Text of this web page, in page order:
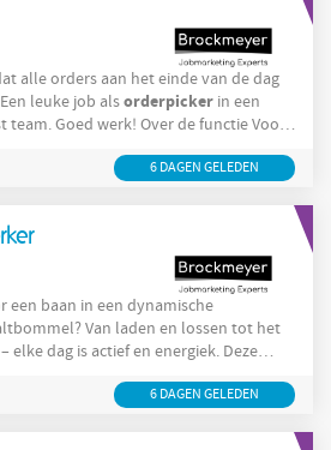
alle orders aan het einde van de dag
leuke job alsorderpicker in een
Goed werk! Over de functie Voor
. In deze functie zorg je
6 DAGEN GELEDEN
een baan in een dynamische
Van laden en lossen tot het
elke dag is actief en energiek. Deze
teamgerichte werkomgeving.
6 DAGEN GELEDEN